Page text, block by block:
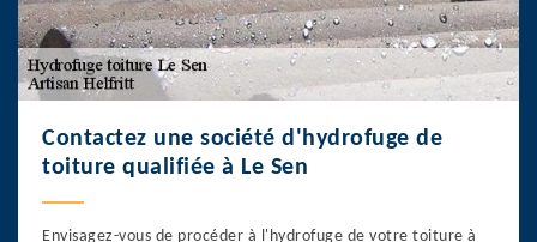
Contactez une société d'hydrofuge de
toiture qualifiée à Le Sen
Envisagez-vous de procéder à l'hydrofuge de votre toiture à